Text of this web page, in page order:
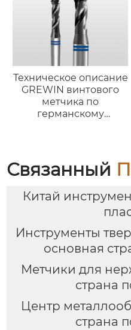
Техническое описание
GREWIN винтового
метчика по
германскому
Связанный
Китай
Инструменты
основная
Метчики для
страна
Центр
страна